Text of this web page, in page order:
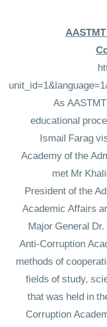
العمادات
As
educational
Ismail Farag
Academy of the
met Mr
President of the
Academic Affairs
Major General
Anti-Corruption
methods of
fields of study,
that was held in
Corruption